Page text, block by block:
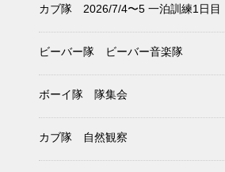
カブ隊 2026/7/4〜5 一泊訓練1日目
ビーバー隊 ビーバー音楽隊
ボーイ隊 隊集会
カブ隊 自然観察